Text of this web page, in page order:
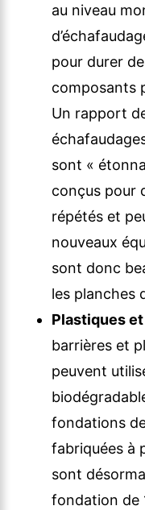
au niveau
pour durer
composants
Un rapport
sont «
conçus pour
répétés et
nouveaux
sont donc
les planches
Plastiques
barrières et
peuvent
fondations
fabriquées à
sont
fondation de